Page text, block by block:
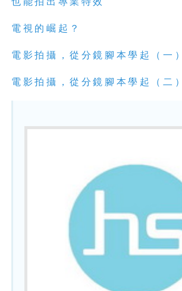
電視的崛起？
電影拍攝，從分鏡腳本學起（一）
電影拍攝，從分鏡腳本學起（二）